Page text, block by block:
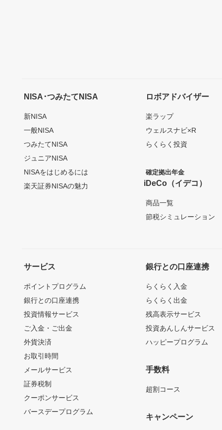
NISA･つみたてNISA
新NISA
一般NISA
つみたてNISA
ジュニアNISA
NISAをはじめるには
楽天証券NISAの魅力
ロボアドバイザー
楽ラップ
ウェルスナビ×R
らくらく投資
確定拠出年金
iDeCo（イデコ）
商品一覧
節税シミュレーション
サービス
ポイントプログラム
銀行との口座連携
投資情報サービス
ご入金・ご出金
外貨決済
お取引時間
メールサービス
証券税制
クーポンサービス
バースデープログラム
銀行との口座連携
らくらく入金
らくらく出金
残高表示サービス
投資あんしんサービス
ハッピープログラム
手数料
超割コース
キャンペーン